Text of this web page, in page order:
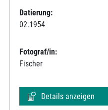
Datierung:
02.1954
Fotograf/in:
Fischer
Details anzeigen